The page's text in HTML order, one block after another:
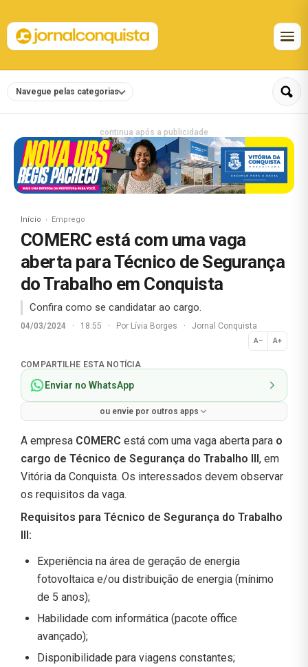
Navegue pelas categorias
continua após a publicidade
Início Emprego
COMERC está com uma vaga
aberta para Técnico de Segurança
do Trabalho em Conquista
Confira como se candidatar ao cargo.
04/03/2024 · 18:55 · Por Lívia Borges · Jornal Conquista
A− A+
Normal
COMPARTILHE ESTA NOTÍCIA
Enviar no WhatsApp
ou envie por outros apps
A empresa COMERC está com uma vaga aberta para o
cargo de Técnico de Segurança do Trabalho III, em
Vitória da Conquista. Os interessados devem observar
os requisitos da vaga.
Requisitos para Técnico de Segurança do Trabalho
III:
Experiência na área de geração de energia
fotovoltaica e/ou distribuição de energia (mínimo
de 5 anos);
Habilidade com informática (pacote office
avançado);
Disponibilidade para viagens constantes;